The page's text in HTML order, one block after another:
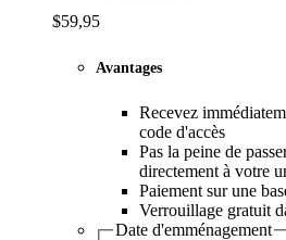
$59,95
Avantages
Recevez
code d'accès
Pas la peine de
directement à votre
Paiement sur une
Verrouillage gratuit
Date d'emménagement